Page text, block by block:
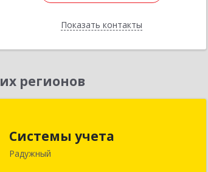
Показать контакты
Назад
регионов
Системы учета
Радужный
628462, Ханты-Мансийский
Автономный округ - Югра АО,